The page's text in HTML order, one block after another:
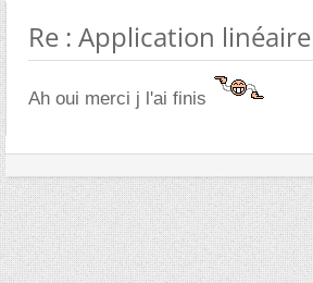
Re : Application linéaire
Ah oui merci j l'ai finis